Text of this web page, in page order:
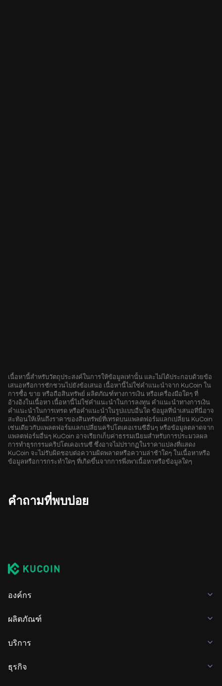
เนื้อหานี้สำหรับวัตถุประสงค์ในการให้ข้อมูลเท่านั้น และไม่ได้ประกอบด้วยข้อ
เสนอหรือการชักชวนไปยังข้อเสนอ เนื้อหานี้ไม่ใช่คำแนะนำจาก KuCoin ใน
การซื้อ ขาย หรือถือสินทรัพย์ ผลิตภัณฑ์ทางการเงิน หรือเครื่องมือใดๆ ที่
อ้างอิงในเนื้อหา เนื้อหานี้ไม่ใช่คำแนะนำในการลงทุน คำแนะนำทางการเงิน
คำแนะนำในการเทรด หรือคำแนะนำในรูปแบบอื่นใด ข้อมูลที่นำเสนอที่นี่อาจ
สะท้อนให้เห็นถึงราคาของสินทรัพย์ที่เทรดบนแพลตฟอร์มแลกเปลี่ยน KuCoin
เช่นเดียวกับแพลตฟอร์มแลกเปลี่ยนคริปโตเคอเรนซีอื่นๆ หรือข้อมูลตลาดจาก
แพลตฟอร์มอื่นๆ KuCoin อาจเรียกเก็บค่าธรรมเนียมสำหรับการประมวลผล
การทำธุรกรรมคริปโตเคอเรนซี ซึ่งอาจไม่ปรากฏในราคาแปลงที่แสดง
KuCoin จะไม่รับผิดชอบต่อความผิดพลาดหรือความล่าช้าใดๆ ในเนื้อหาหรือ
ข้อมูลหรือการกระทำใดๆ ที่เกิดขึ้นจากการพึ่งพาเนื้อหาหรือข้อมูลใดๆ
คำถามที่พบบ่อย
องค์กร
ผลิตภัณฑ์
บริการ
ธุรกิจ